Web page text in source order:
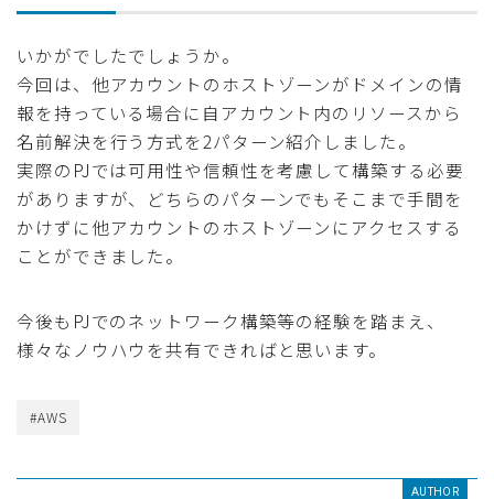
いかがでしたでしょうか。
今回は、他アカウントのホストゾーンがドメインの情
報を持っている場合に自アカウント内のリソースから
名前解決を行う方式を2パターン紹介しました。
実際のPJでは可用性や信頼性を考慮して構築する必要
がありますが、どちらのパターンでもそこまで手間を
かけずに他アカウントのホストゾーンにアクセスする
ことができました。
今後もPJでのネットワーク構築等の経験を踏まえ、
様々なノウハウを共有できればと思います。
#AWS
AUTHOR